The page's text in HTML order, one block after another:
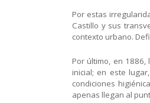
Por estas
Castillo y sus
contexto urbano.
Por último, en
inicial; en este
condiciones
apenas llegan al